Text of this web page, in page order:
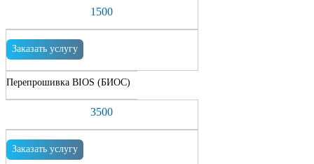
1500
Заказать услугу
Перепрошивка BIOS (БИОС)
3500
Заказать услугу